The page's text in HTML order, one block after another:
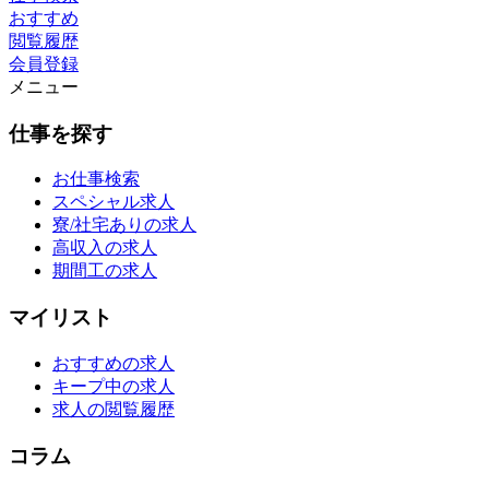
おすすめ
閲覧履歴
会員登録
メニュー
仕事を探す
お仕事検索
スペシャル求人
寮/社宅ありの求人
高収入の求人
期間工の求人
マイリスト
おすすめの求人
キープ中の求人
求人の閲覧履歴
コラム